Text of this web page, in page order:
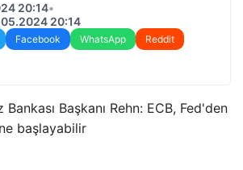
20:14•
20:14
Facebook WhatsApp
Reddit
Başkanı Rehn: ECB, Fed'den
başlayabilir